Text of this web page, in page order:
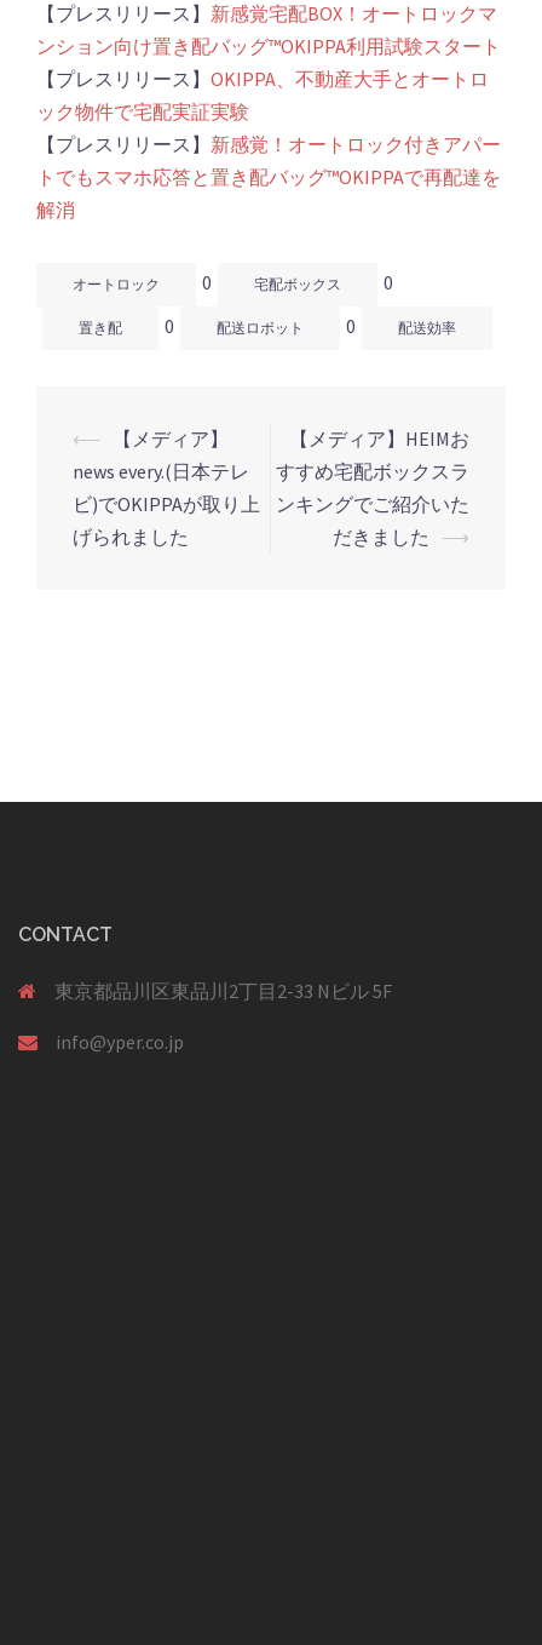
【プレスリリース】 新感覚宅配BOX！オートロックマ
ンション向け置き配バッグ™️OKIPPA利用試験スタート
【プレスリリース】 OKIPPA、不動産大手とオートロ
ック物件で宅配実証実験
【プレスリリース】 新感覚！オートロック付きアパー
トでもスマホ応答と置き配バッグ™️OKIPPAで再配達を
解消
オートロック 0 宅配ボックス 0
置き配 0 配送ロボット 0 配送効率
投
稿
ナ
⟵
【メディア】
news every.(日本テレ
ビ)でOKIPPAが取り上
げられました
【メディア】HEIMお
すすめ宅配ボックスラ
ンキングでご紹介いた
だきました
⟶
CONTACT
東京都品川区東品川2丁目2-33 Nビル 5F
info@yper.co.jp